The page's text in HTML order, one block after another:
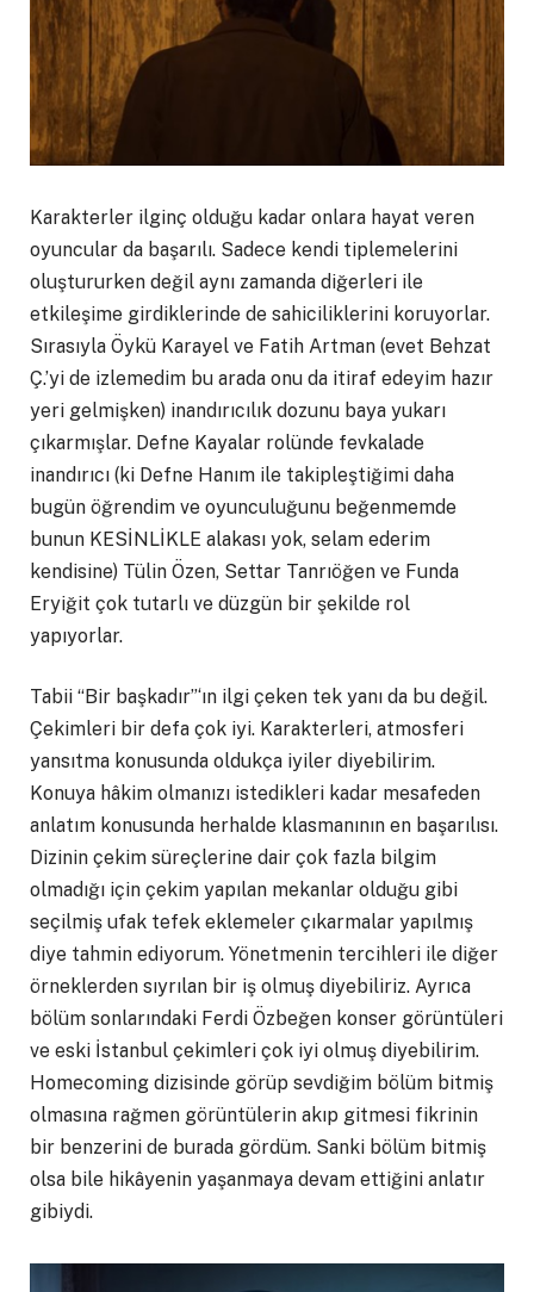
Karakterler ilginç olduğu kadar onlara hayat veren
oyuncular da başarılı. Sadece kendi tiplemelerini
oluştururken değil aynı zamanda diğerleri ile
etkileşime girdiklerinde de sahiciliklerini koruyorlar.
Sırasıyla Öykü Karayel ve Fatih Artman (evet Behzat
Ç.’yi de izlemedim bu arada onu da itiraf edeyim hazır
yeri gelmişken) inandırıcılık dozunu baya yukarı
çıkarmışlar. Defne Kayalar rolünde fevkalade
inandırıcı (ki Defne Hanım ile takipleştiğimi daha
bugün öğrendim ve oyunculuğunu beğenmemde
bunun KESİNLİKLE alakası yok, selam ederim
kendisine) Tülin Özen, Settar Tanrıöğen ve Funda
Eryiğit çok tutarlı ve düzgün bir şekilde rol
yapıyorlar.
Tabii “Bir başkadır”‘ın ilgi çeken tek yanı da bu değil.
Çekimleri bir defa çok iyi. Karakterleri, atmosferi
yansıtma konusunda oldukça iyiler diyebilirim.
Konuya hâkim olmanızı istedikleri kadar mesafeden
anlatım konusunda herhalde klasmanının en başarılısı.
Dizinin çekim süreçlerine dair çok fazla bilgim
olmadığı için çekim yapılan mekanlar olduğu gibi
seçilmiş ufak tefek eklemeler çıkarmalar yapılmış
diye tahmin ediyorum. Yönetmenin tercihleri ile diğer
örneklerden sıyrılan bir iş olmuş diyebiliriz. Ayrıca
bölüm sonlarındaki Ferdi Özbeğen konser görüntüleri
ve eski İstanbul çekimleri çok iyi olmuş diyebilirim.
Homecoming dizisinde görüp sevdiğim bölüm bitmiş
olmasına rağmen görüntülerin akıp gitmesi fikrinin
bir benzerini de burada gördüm. Sanki bölüm bitmiş
olsa bile hikâyenin yaşanmaya devam ettiğini anlatır
gibiydi.